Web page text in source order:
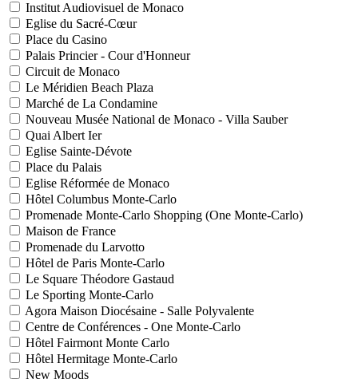
Institut Audiovisuel de Monaco
Eglise du Sacré-Cœur
Place du Casino
Palais Princier - Cour d'Honneur
Circuit de Monaco
Le Méridien Beach Plaza
Marché de La Condamine
Nouveau Musée National de Monaco - Villa Sauber
Quai Albert Ier
Eglise Sainte-Dévote
Place du Palais
Eglise Réformée de Monaco
Hôtel Columbus Monte-Carlo
Promenade Monte-Carlo Shopping (One Monte-Carlo)
Maison de France
Promenade du Larvotto
Hôtel de Paris Monte-Carlo
Le Square Théodore Gastaud
Le Sporting Monte-Carlo
Agora Maison Diocésaine - Salle Polyvalente
Centre de Conférences - One Monte-Carlo
Hôtel Fairmont Monte Carlo
Hôtel Hermitage Monte-Carlo
New Moods